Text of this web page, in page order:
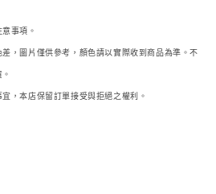
事項。
差，圖片僅供參考，顏色請以實際收到商品為準。不
，本店保留訂單接受與拒絕之權利。